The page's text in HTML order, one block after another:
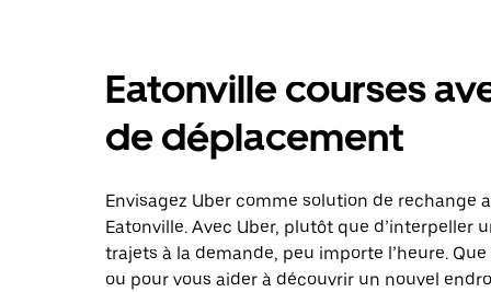
Eatonville courses
de déplacement
Envisagez Uber comme solution de rechange
Eatonville. Avec Uber, plutôt que d’interpeller
trajets à la demande, peu importe l’heure.
ou pour vous aider à découvrir un nouvel